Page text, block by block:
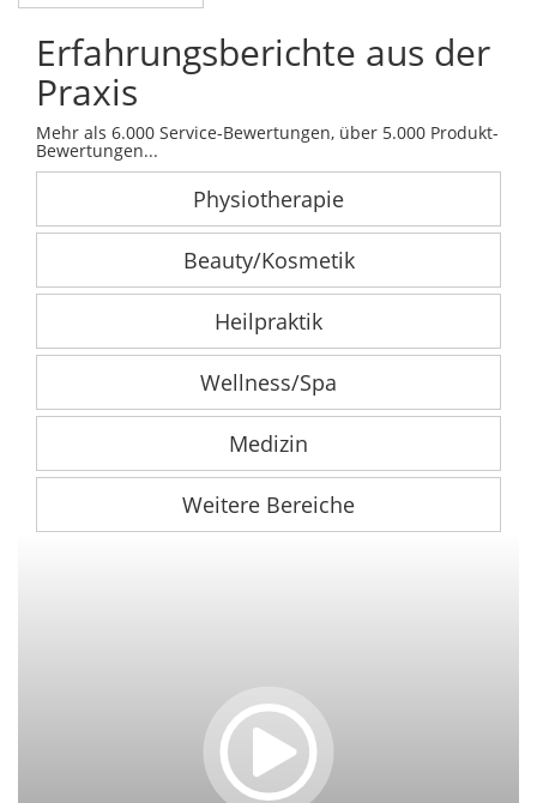
Erfahrungsberichte aus der
Praxis
Mehr als 6.000 Service-Bewertungen, über 5.000 Produkt-
Bewertungen...
Physiotherapie
Beauty/Kosmetik
Heilpraktik
Wellness/Spa
Medizin
Weitere Bereiche